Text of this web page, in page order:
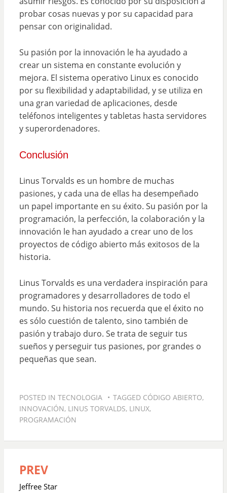
probar cosas nuevas y por su capacidad para
pensar con originalidad.
Su pasión por la innovación le ha ayudado a
crear un sistema en constante evolución y
mejora. El sistema operativo Linux es conocido
por su flexibilidad y adaptabilidad, y se utiliza en
una gran variedad de aplicaciones, desde
teléfonos inteligentes y tabletas hasta servidores
y superordenadores.
Conclusión
Linus Torvalds es un hombre de muchas
pasiones, y cada una de ellas ha desempeñado
un papel importante en su éxito. Su pasión por la
programación, la perfección, la colaboración y la
innovación le han ayudado a crear uno de los
proyectos de código abierto más exitosos de la
historia.
Linus Torvalds es una verdadera inspiración para
programadores y desarrolladores de todo el
mundo. Su historia nos recuerda que el éxito no
es sólo cuestión de talento, sino también de
pasión y trabajo duro. Se trata de seguir tus
sueños y perseguir tus pasiones, por grandes o
pequeñas que sean.
POSTED IN TECNOLOGIA TAGGED CÓDIGO ABIERTO,
INNOVACIÓN, LINUS TORVALDS, LINUX,
PROGRAMACIÓN
Navegación
de
PREV
Jeffree Star